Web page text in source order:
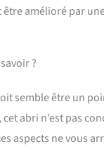
amélioré par
?
semble être un
abri n’est pas
aspects ne vous